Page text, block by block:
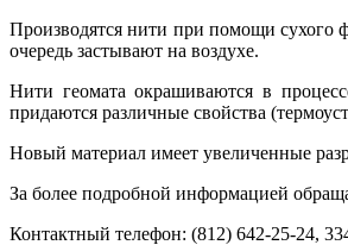
Производятся нити при помощи сухого
очередь застывают на воздухе.
Нити геомата окрашиваются в
придаются различные свойства
Новый материал имеет увеличенные
За более подробной информацией
Контактный телефон: (812) 642-25-24,